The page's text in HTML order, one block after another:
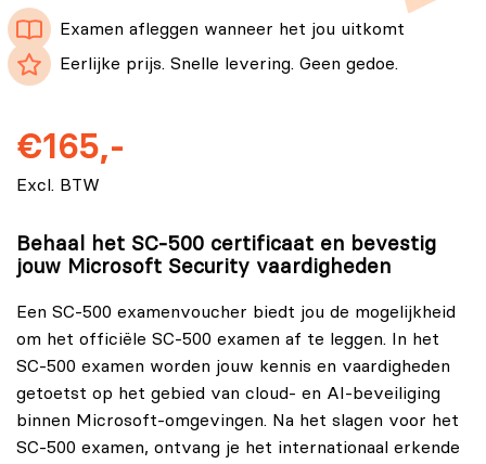
Examen afleggen wanneer het jou uitkomt
Eerlijke prijs. Snelle levering. Geen gedoe.
€165,-
Excl. BTW
Behaal het SC-500 certificaat en bevestig
jouw Microsoft Security vaardigheden
Een SC-500 examenvoucher biedt jou de mogelijkheid
om het officiële SC-500 examen af te leggen. In het
SC-500 examen worden jouw kennis en vaardigheden
getoetst op het gebied van cloud‑ en AI‑beveiliging
binnen Microsoft‑omgevingen. Na het slagen voor het
SC-500 examen, ontvang je het internationaal erkende